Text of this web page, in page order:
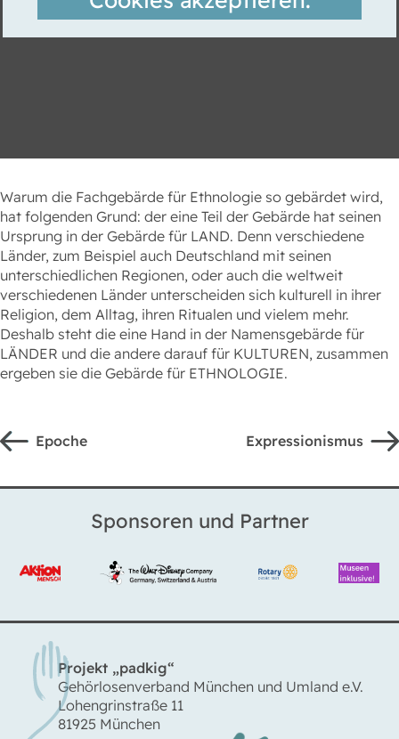
Warum die Fachgebärde für Ethnologie so gebärdet wird,
hat folgenden Grund: der eine Teil der Gebärde hat seinen
Ursprung in der Gebärde für LAND. Denn verschiedene
Länder, zum Beispiel auch Deutschland mit seinen
unterschiedlichen Regionen, oder auch die weltweit
verschiedenen Länder unterscheiden sich kulturell in ihrer
Religion, dem Alltag, ihren Ritualen und vielem mehr.
Deshalb steht die eine Hand in der Namensgebärde für
LÄNDER und die andere darauf für KULTUREN, zusammen
ergeben sie die Gebärde für ETHNOLOGIE.
Epoche Expressionismus
Sponsoren und Partner
Projekt „padkig“
Gehörlosenverband München und Umland e.V.
Lohengrinstraße 11
81925 München